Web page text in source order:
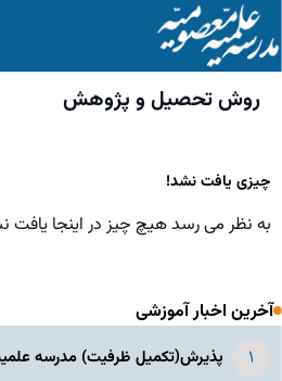
روش تحصیل و پژوهش
چیزی یافت نشد!
به نظر می رسد هیچ چیز در اینجا یافت
آخرین اخبار آموزشی
پذیرش(تکمیل ظرفیت) مدرسه